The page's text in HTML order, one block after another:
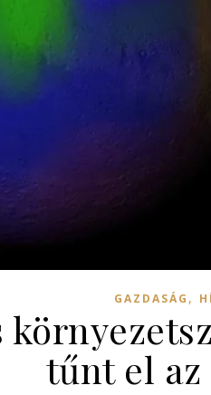
GAZDASÁG ,
tűnt el az